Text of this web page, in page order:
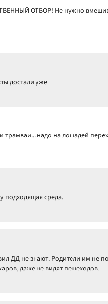
ОТБОР! Не нужно
достали уже
трамваи... надо на лошадей
подходящая среда.
ДД не знают. Родители им не
даже не видят пешеходов.